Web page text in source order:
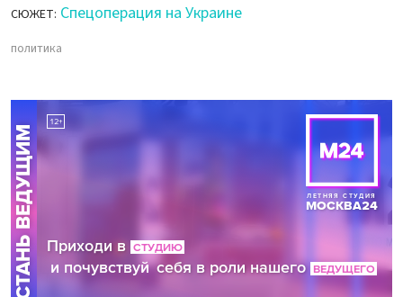
СЮЖЕТ: Спецоперация на Украине
политика